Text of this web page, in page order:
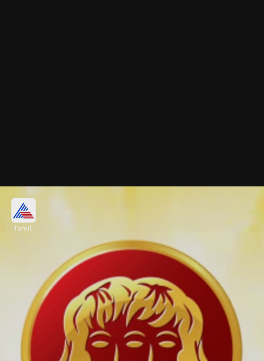
Tamil